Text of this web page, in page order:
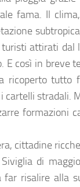
fama. Il
attirati dal
E così in breve
tutto
stradali.
formazioni
cittadine
di
far risalire alla